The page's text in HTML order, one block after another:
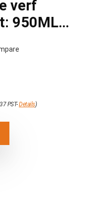
verf
950ML…
PST-Details)